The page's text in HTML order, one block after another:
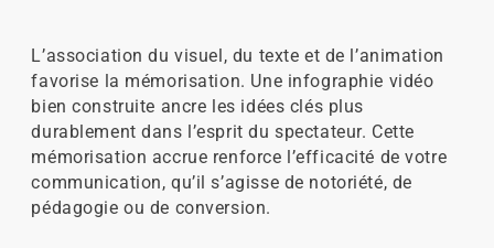
L’association du visuel, du texte et de l’animation
favorise la mémorisation. Une infographie vidéo
bien construite ancre les idées clés plus
durablement dans l’esprit du spectateur. Cette
mémorisation accrue renforce l’efficacité de votre
communication, qu’il s’agisse de notoriété, de
pédagogie ou de conversion.